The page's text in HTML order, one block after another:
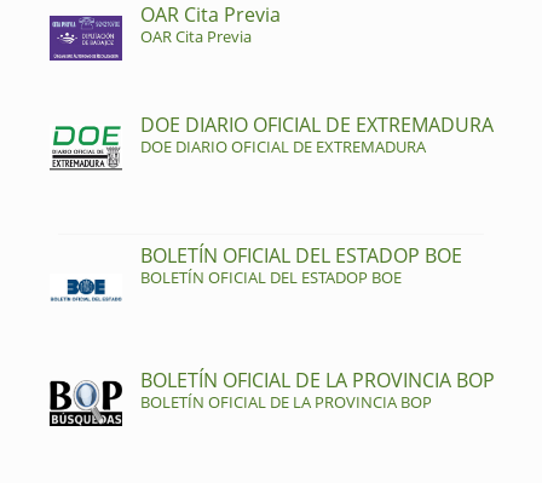
OAR Cita Previa
OAR Cita Previa
DOE DIARIO OFICIAL DE EXTREMADURA
DOE DIARIO OFICIAL DE EXTREMADURA
BOLETÍN OFICIAL DEL ESTADOP BOE
BOLETÍN OFICIAL DEL ESTADOP BOE
BOLETÍN OFICIAL DE LA PROVINCIA BOP
BOLETÍN OFICIAL DE LA PROVINCIA BOP